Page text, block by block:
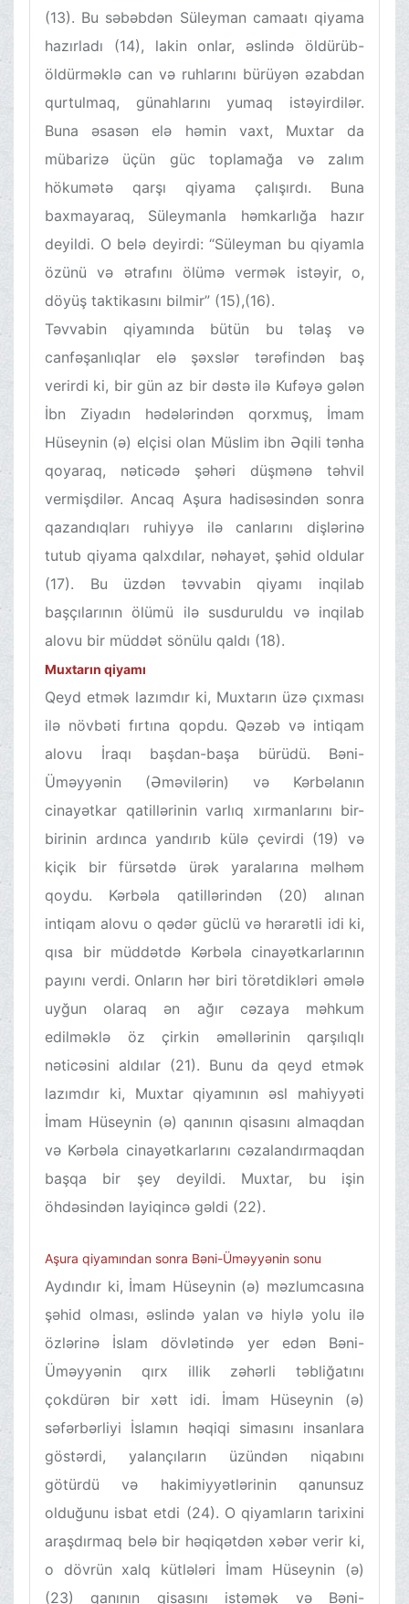
(13). Bu səbəbdən Süleyman camaatı qiyama
hazırladı (14), lakin onlar, əslində öldürüb-
öldürməklə can və ruhlarını bürüyən əzabdan
qurtulmaq, günahlarını yumaq istəyirdilər.
Buna əsasən elə həmin vaxt, Muxtar da
mübarizə üçün güc toplamağa və zalım
hökumətə qarşı qiyama çalışırdı. Buna
baxmayaraq, Süleymanla həmkarlığa hazır
deyildi. O belə deyirdi: “Süleyman bu qiyamla
özünü və ətrafını ölümə vermək istəyir, o,
döyüş taktikasını bilmir” (15),(16).
Təvvabin qiyamında bütün bu təlaş və
canfəşanlıqlar elə şəxslər tərəfindən baş
verirdi ki, bir gün az bir dəstə ilə Kufəyə gələn
İbn Ziyadın hədələrindən qorxmuş, İmam
Hüseynin (ə) elçisi olan Müslim ibn Əqili tənha
qoyaraq, nəticədə şəhəri düşmənə təhvil
vermişdilər. Ancaq Aşura hadisəsindən sonra
qazandıqları ruhiyyə ilə canlarını dişlərinə
tutub qiyama qalxdılar, nəhayət, şəhid oldular
(17). Bu üzdən təvvabin qiyamı inqilab
başçılarının ölümü ilə susduruldu və inqilab
alovu bir müddət sönülu qaldı (18).
Muxtarın qiyamı
Qeyd etmək lazımdır ki, Muxtarın üzə çıxması
ilə növbəti fırtına qopdu. Qəzəb və intiqam
alovu İraqı başdan-başa bürüdü. Bəni-
Üməyyənin (Əməvilərin) və Kərbəlanın
cinayətkar qatillərinin varlıq xırmanlarını bir-
birinin ardınca yandırıb külə çevirdi (19) və
kiçik bir fürsətdə ürək yaralarına məlhəm
qoydu. Kərbəla qatillərindən (20) alınan
intiqam alovu o qədər güclü və hərarətli idi ki,
qısa bir müddətdə Kərbəla cinayətkarlarının
payını verdi. Onların hər biri törətdikləri əmələ
uyğun olaraq ən ağır cəzaya məhkum
edilməklə öz çirkin əməllərinin qarşılıqlı
nəticəsini aldılar (21). Bunu da qeyd etmək
lazımdır ki, Muxtar qiyamının əsl mahiyyəti
İmam Hüseynin (ə) qanının qisasını almaqdan
və Kərbəla cinayətkarlarını cəzalandırmaqdan
başqa bir şey deyildi. Muxtar, bu işin
öhdəsindən layiqincə gəldi (22).
Aşura qiyamından sonra Bəni-Üməyyənin sonu
Aydındır ki, İmam Hüseynin (ə) məzlumcasına
şəhid olması, əslində yalan və hiylə yolu ilə
özlərinə İslam dövlətində yer edən Bəni-
Üməyyənin qırx illik zəhərli təbliğatını
çokdürən bir xətt idi. İmam Hüseynin (ə)
səfərbərliyi İslamın həqiqi simasını insanlara
göstərdi, yalançıların üzündən niqabını
götürdü və hakimiyyətlərinin qanunsuz
olduğunu isbat etdi (24). O qiyamların tarixini
araşdırmaq belə bir həqiqətdən xəbər verir ki,
o dövrün xalq kütlələri İmam Hüseynin (ə)
(23) qanının qisasını istəmək və Bəni-